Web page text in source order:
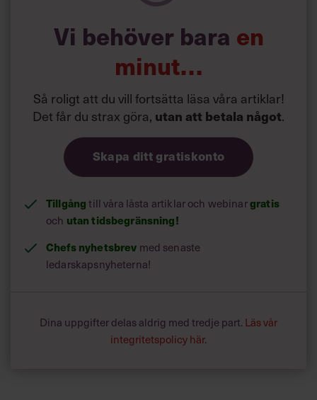
Vi behöver bara en
minut…
Så roligt att du vill fortsätta läsa våra artiklar!
Det får du strax göra, utan att betala något.
Skapa ditt gratiskonto
Tillgångtill våra låsta artiklar och webinargratis
och utan tidsbegränsning!
Chefs nyhetsbrev med senaste
ledarskapsnyheterna!
Dina uppgifter delas aldrig med tredje part. Läs vår
integritetspolicy här.